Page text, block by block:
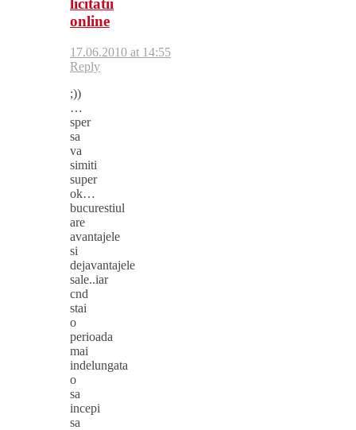
licitatii
online
17.06.2010 at 14:55
Reply
;))
…
sper
sa
va
simiti
super
ok…
bucurestiul
are
avantajele
si
dejavantajele
sale..iar
cnd
stai
o
perioada
mai
indelungata
o
sa
incepi
sa